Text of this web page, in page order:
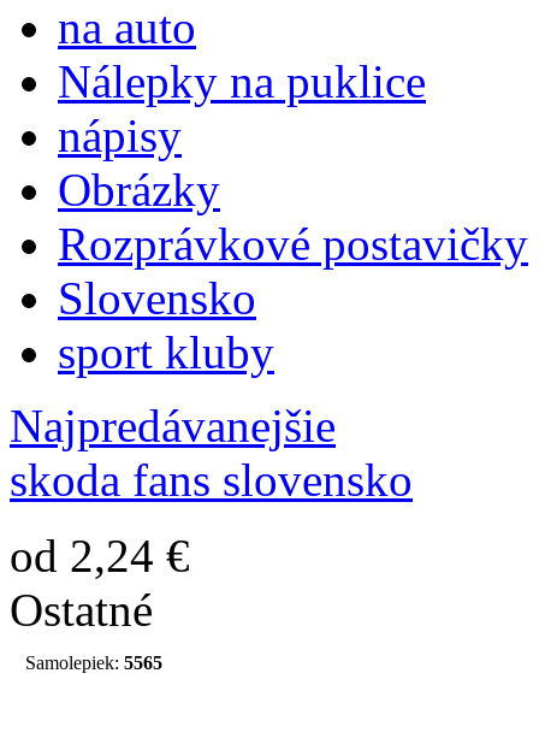
na auto
Nálepky na puklice
nápisy
Obrázky
Rozprávkové postavičky
Slovensko
sport kluby
Najpredávanejšie
skoda fans slovensko
od 2,24 €
Ostatné
Samolepiek: 5565